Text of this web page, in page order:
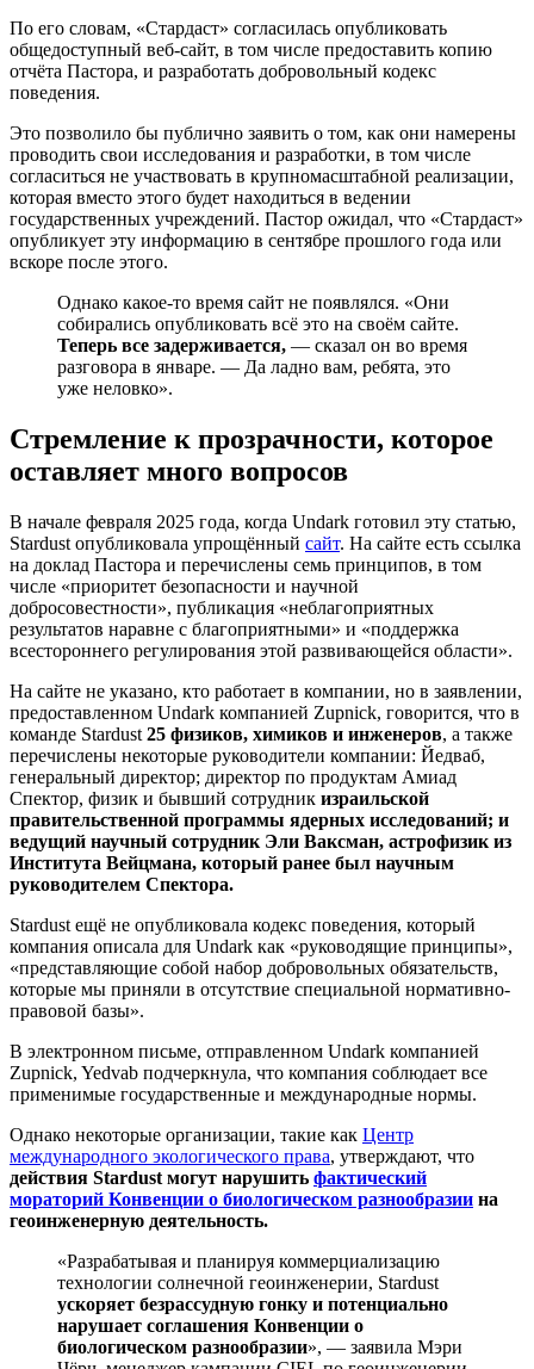
По его словам, «Стардаст» согласилась опубликовать
общедоступный веб-сайт, в том числе предоставить копию
отчёта Пастора, и разработать добровольный кодекс
поведения.
Это позволило бы публично заявить о том, как они намерены
проводить свои исследования и разработки, в том числе
согласиться не участвовать в крупномасштабной реализации,
которая вместо этого будет находиться в ведении
государственных учреждений. Пастор ожидал, что «Стардаст»
опубликует эту информацию в сентябре прошлого года или
вскоре после этого.
Однако какое-то время сайт не появлялся. «Они
собирались опубликовать всё это на своём сайте.
Теперь все задерживается, — сказал он во время
разговора в январе. — Да ладно вам, ребята, это
уже неловко».
Стремление к прозрачности, которое
оставляет много вопросов
В начале февраля 2025 года, когда Undark готовил эту статью,
Stardust опубликовала упрощённый сайт. На сайте есть ссылка
на доклад Пастора и перечислены семь принципов, в том
числе «приоритет безопасности и научной
добросовестности», публикация «неблагоприятных
результатов наравне с благоприятными» и «поддержка
всестороннего регулирования этой развивающейся области».
На сайте не указано, кто работает в компании, но в заявлении,
предоставленном Undark компанией Zupnick, говорится, что в
команде Stardust 25 физиков, химиков и инженеров, а также
перечислены некоторые руководители компании: Йедваб,
генеральный директор; директор по продуктам Амиад
Спектор, физик и бывший сотрудник израильской
правительственной программы ядерных исследований; и
ведущий научный сотрудник Эли Ваксман, астрофизик из
Института Вейцмана, который ранее был научным
руководителем Спектора.
Stardust ещё не опубликовала кодекс поведения, который
компания описала для Undark как «руководящие принципы»,
«представляющие собой набор добровольных обязательств,
которые мы приняли в отсутствие специальной нормативно-
правовой базы».
В электронном письме, отправленном Undark компанией
Zupnick, Yedvab подчеркнула, что компания соблюдает все
применимые государственные и международные нормы.
Однако некоторые организации, такие как Центр
международного экологического права, утверждают, что
действия Stardust могут нарушить фактический
мораторий Конвенции о биологическом разнообразии на
геоинженерную деятельность.
«Разрабатывая и планируя коммерциализацию
технологии солнечной геоинженерии, Stardust
ускоряет безрассудную гонку и потенциально
нарушает соглашения Конвенции о
биологическом разнообразии», — заявила Мэри